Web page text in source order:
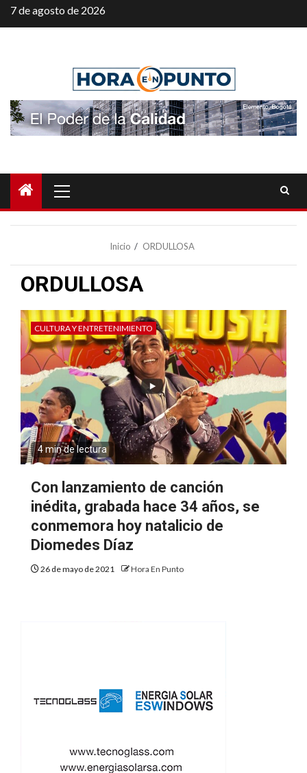
Saltar
al
7 de agosto de 2026
principal
Inicio ORDULLOSA
ORDULLOSA
CULTURA Y ENTRETENIMIENTO
4 min de lectura
Con lanzamiento de canción
inédita, grabada hace 34 años, se
conmemora hoy natalicio de
Diomedes Díaz
26 de mayo de 2021 Hora En Punto